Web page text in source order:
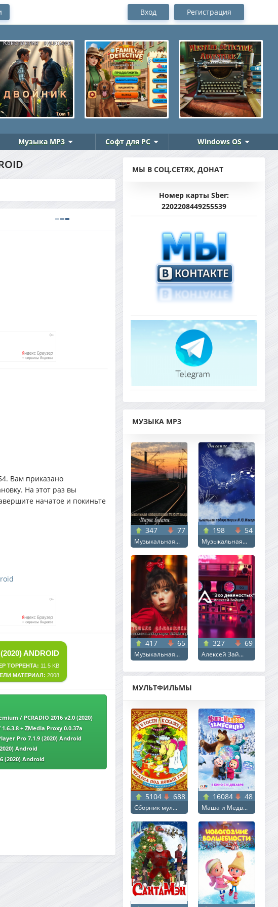
Вход Регистрация
Музыка MP3 Софт для PC Windows OS
Вам приказано
На этот раз вы
начатое и покиньте
ANDROID
ТОРРЕНТА: 11.5 KB
МАТЕРИАЛ: 2008
/ PCRADIO 2016 v2.0 (2020)
+ ZMedia Proxy 0.0.37a
Pro 7.1.9 (2020) Android
Android
(2020) Android
МЫ В СОЦ.СЕТЯХ, ДОНАТ
Номер карты Sber:
2202208449255539
МУЗЫКА MP3
347 77
Музыкальная...
198 54
Музыкальная...
417 65
Музыкальная...
327 69
Алексей Зай...
МУЛЬТФИЛЬМЫ
5104 688
Сборник мул...
16084 48
Маша и Медв...